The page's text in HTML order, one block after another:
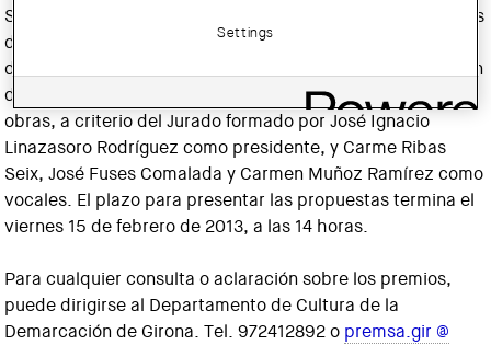
Se pueden presentar obras que aborden diferentes escalas
de trabajo, diversas formas de intervención y entornos
dispares, que se agrupan en una sola categoría y que serán
distinguidas mediante tres premios a las tres mejores
obras, a criterio del Jurado formado por José Ignacio
Linazasoro Rodríguez como presidente, y Carme Ribas
Seix, José Fuses Comalada y Carmen Muñoz Ramírez como
vocales. El plazo para presentar las propuestas termina el
viernes 15 de febrero de 2013, a las 14 horas.
Para cualquier consulta o aclaración sobre los premios,
puede dirigirse al Departamento de Cultura de la
Demarcación de Girona. Tel. 972412892 o premsa.gir @
Settings